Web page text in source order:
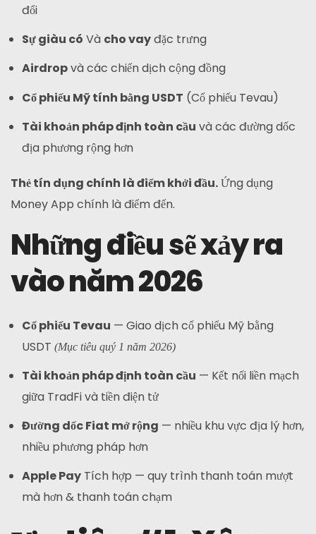
đổi
Sự giàu có Và cho vayđặc trưng
Airdropvà các chiến dịch cộng đồng
Cổ phiếu Mỹ tính bằng USDT (Cổ phiếu Tevau)
Tài khoản pháp định toàn cầu và các đường dốc
địa phương rộng hơn
Thẻ tín dụng chính là điểm khởi đầu.Ứng dụng
Money App chính là điểm đến.
Những điều sẽ xảy ra
vào năm 2026
Cổ phiếu Tevau — Giao dịch cổ phiếu Mỹ bằng
USDT (Mục tiêu quý 1 năm 2026)
Tài khoản pháp định toàn cầu — Kết nối liền mạch
giữa TradFi và tiền điện tử
Đường dốc Fiat mở rộng — nhiều khu vực địa lý hơn,
nhiều phương pháp hơn
Apple Pay Tích hợp — quy trình thanh toán mượt
mà hơn & thanh toán chạm